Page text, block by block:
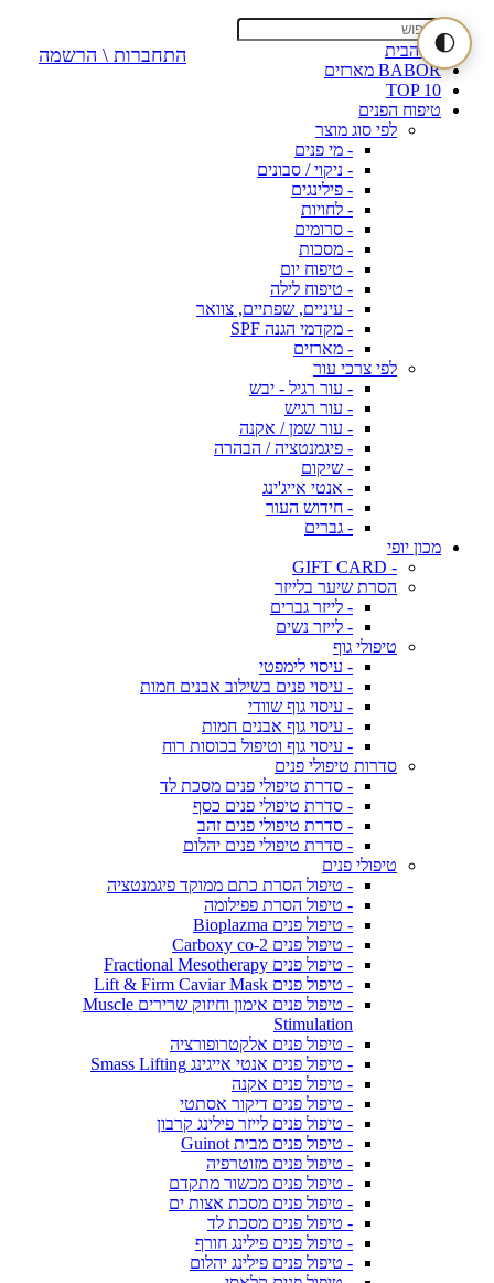
🌓דף הבית
BABOR מארזים
TOP 10
טיפוח הפנים
לפי סוג מוצר
- מי פנים
- ניקוי / סבונים
- פילינגים
- לחויות
- סרומים
- מסכות
- טיפוח יום
- טיפוח לילה
- עיניים, שפתיים, צוואר
- מקדמי הגנה SPF
- מארזים
לפי צרכי עור
- עור רגיל - יבש
- עור רגיש
- עור שמן / אקנה
- פיגמנטציה / הבהרה
- שיקום
- אנטי אייג'ינג
- חידוש העור
- גברים
מכון יופי
- GIFT CARD
הסרת שיער בלייזר
- לייזר גברים
- לייזר נשים
טיפולי גוף
- עיסוי לימפטי
- עיסוי פנים בשילוב אבנים חמות
- עיסוי גוף שוודי
- עיסוי גוף אבנים חמות
- עיסוי גוף וטיפול בכוסות רוח
סדרות טיפולי פנים
- סדרת טיפולי פנים מסכת לד
- סדרת טיפולי פנים כסף
- סדרת טיפולי פנים זהב
- סדרת טיפולי פנים יהלום
טיפולי פנים
- טיפול הסרת כתם ממוקד פיגמנטציה
- טיפול הסרת פפילומה
- טיפול פנים Bioplazma
- טיפול פנים Carboxy co-2
- טיפול פנים Fractional Mesotherapy
- טיפול פנים Lift & Firm Caviar Mask
- טיפול פנים אימון וחיזוק שרירים Muscle
Stimulation
- טיפול פנים אלקטרופורציה
- טיפול פנים אנטי אייגינג Smass Lifting
- טיפול פנים אקנה
- טיפול פנים דיקור אסתטי
- טיפול פנים לייזר פילינג קרבון
- טיפול פנים מבית Guinot
- טיפול פנים מזוטרפיה
- טיפול פנים מכשור מתקדם
- טיפול פנים מסכת אצות ים
- טיפול פנים מסכת לד
- טיפול פנים פילינג חורף
- טיפול פנים פילינג יהלום
התחברות \ הרשמה